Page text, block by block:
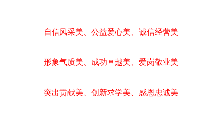
自信风采美、公益爱心美、诚信经营美
形象气质美、成功卓越美、爱岗敬业美
突出贡献美、创新求学美、感恩忠诚美